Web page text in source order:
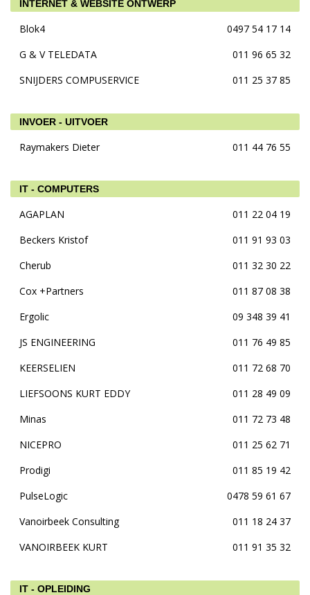
INTERNET & WEBSITE ONTWERP
Blok4
0497 54 17 14
G & V TELEDATA
011 96 65 32
SNIJDERS COMPUSERVICE
011 25 37 85
INVOER - UITVOER
Raymakers Dieter 011 44 76 55
IT - COMPUTERS
AGAPLAN
011 22 04 19
Beckers Kristof
011 91 93 03
Cherub
011 32 30 22
Cox +Partners
011 87 08 38
Ergolic
09 348 39 41
JS ENGINEERING
011 76 49 85
KEERSELIEN
011 72 68 70
LIEFSOONS KURT EDDY
011 28 49 09
Minas
011 72 73 48
NICEPRO
011 25 62 71
Prodigi
011 85 19 42
PulseLogic
0478 59 61 67
Vanoirbeek Consulting
011 18 24 37
VANOIRBEEK KURT
011 91 35 32
IT - OPLEIDING